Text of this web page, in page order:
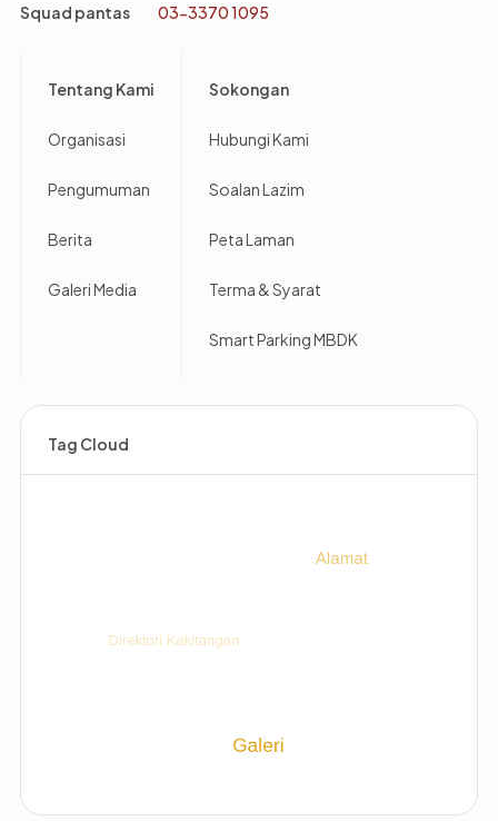
Squad pantas 03-3370 1095
Tentang Kami
Organisasi
Pengumuman
Berita
Galeri Media
Sokongan
Hubungi Kami
Soalan Lazim
Peta Laman
Terma & Syarat
Smart Parking MBDK
Tag Cloud